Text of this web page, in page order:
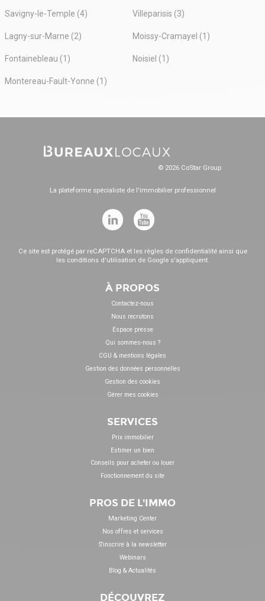
Savigny-le-Temple (4) Villeparisis (3)
Lagny-sur-Marne (2) Moissy-Cramayel (1)
Fontainebleau (1) Noisiel (1)
Montereau-Fault-Yonne (1)
© 2026 CoStar Group
La plateforme spécialiste de l'immobilier professionnel
Ce site est protégé par reCAPTCHA et les règles de confidentialitéainsi que
les conditions d'utilisation de Google s'appliquent.
À PROPOS
Contactez-nous
Nous recrutons
Espace presse
Qui sommes-nous ?
CGU & mentions légales
Gestion des données personnelles
Gestion des cookies
Gérer mes cookies
SERVICES
Prix immobilier
Estimer un bien
Conseils pour acheter ou louer
Fonctionnement du site
PROS DE L'IMMO
Marketing Center
Nos offres et services
S'inscrire à la newsletter
Webinars
Blog & Actualités
DÉCOUVREZ